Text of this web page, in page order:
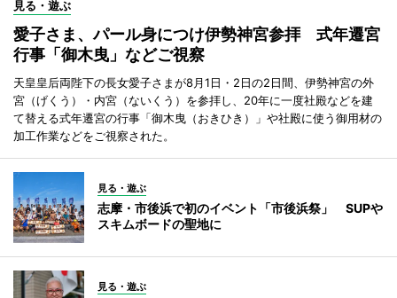
見る・遊ぶ
愛子さま、パール身につけ伊勢神宮参拝 式年遷宮
行事「御木曳」などご視察
天皇皇后両陛下の長女愛子さまが8月1日・2日の2日間、伊勢神宮の外
宮（げくう）・内宮（ないくう）を参拝し、20年に一度社殿などを建
て替える式年遷宮の行事「御木曳（おきひき）」や社殿に使う御用材の
加工作業などをご視察された。
見る・遊ぶ
志摩・市後浜で初のイベント「市後浜祭」 SUPや
スキムボードの聖地に
見る・遊ぶ